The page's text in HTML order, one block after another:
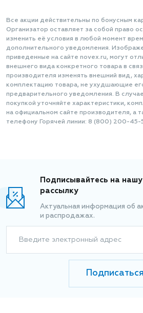
Все акции действительны по бонусным
Организатор оставляет за собой право
изменить её условия в любой момент
дополнительного уведомления.
приведенные на сайте novex.ru, могут
внешнего вида конкретного товара в
производителя изменять внешний вид,
комплектацию товара, не ухудшающие
предварительного уведомления. В
покупкой уточняйте характеристики,
на официальном сайте производителя, а
телефону Горячей линии: 8 (800) 200-45-
Подписывайтесь на
рассылку
Актуальная информация об
и распродажах.
Введите электронный адрес
Подписаться